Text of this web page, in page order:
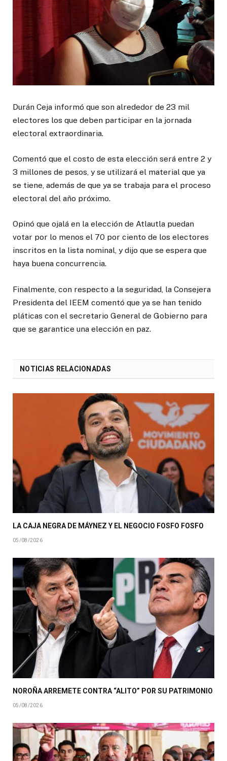
Durán Ceja informó que son alrededor de 23 mil
electores los que deben participar en la jornada
electoral extraordinaria.
Comentó que el costo de esta elección será entre 2 y
3 millones de pesos, y se utilizará el material que ya
se tiene, además de que ya se trabaja para el proceso
electoral del año próximo.
Opinó que ojalá en la elección de Atlautla puedan
votar por lo menos el 70 por ciento de los electores
inscritos en la lista nominal, y dijo que se espera que
haya buena concurrencia.
Finalmente, con respecto a la seguridad, la Consejera
Presidenta del IEEM comentó que ya se han tenido
pláticas con el secretario General de Gobierno para
que se garantice una elección en paz.
NOTICIAS RELACIONADAS
LA CAJA NEGRA DE MÁYNEZ Y EL NEGOCIO FOSFO FOSFO
05/08/2026
NOROÑA ARREMETE CONTRA “ALITO” POR SU PATRIMONIO
05/08/2026